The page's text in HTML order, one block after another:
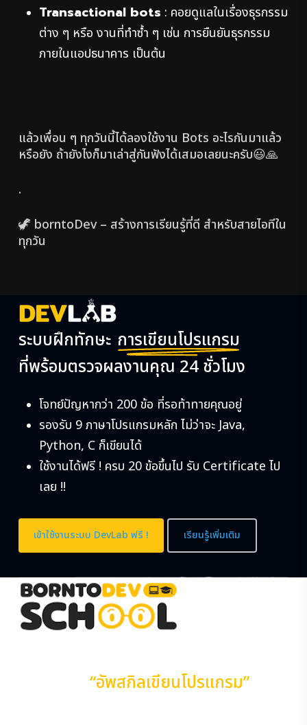
Transactional bots : คอยดูแลในเรื่องธุรกรรม
ต่าง ๆ หรือ งานที่ทำซ้ำ ๆ เช่น การยืนยันธุรกรรม
ภายในแอปธนาคาร เป็นต้น
แล้วเพื่อน ๆ ทุกวันนี้ได้ลองใช้งาน Bots อะไรกันมาแล้ว
หรือยัง ถ้ายังไงก็มาเล่าสู่กันฟังได้เสมอเลยนะครับ😃🙏
.
🦖 borntoDev – สร้างการเรียนรู้ที่ดี สำหรับสายไอทีใน
ทุกวัน
ระบบฝึกทักษะ การเขียนโปรแกรม
ที่พร้อมตรวจผลงานคุณ 24 ชั่วโมง
โจทย์ปัญหากว่า 200 ข้อ ที่รอท้าทายคุณอยู่
รองรับ 9 ภาษาโปรแกรมหลัก ไม่ว่าจะ Java,
Python, C ก็เขียนได้
ใช้งานได้ฟรี ! ครบ 20 ข้อขึ้นไป รับ Certificate ไป
เลย !!
เข้าใช้งานระบบ DevLab ฟรี ! เรียนรู้เพิ่มเติม
“อัพสกิลเขียนโปรแกรม”จาก